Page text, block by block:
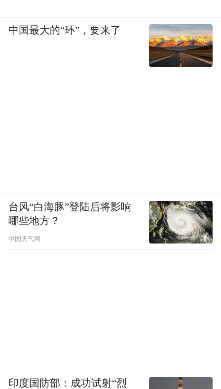
中国最大的“环”，要来了
台风“白海豚”登陆后将影响
哪些地方？
中国天气网
印度国防部：成功试射“烈